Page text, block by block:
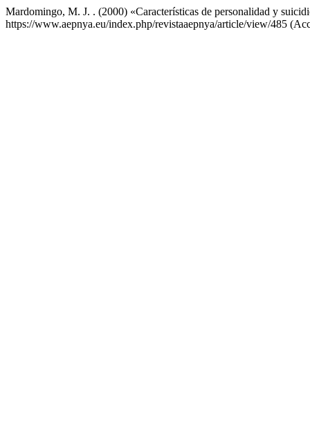
Mardomingo, M. J. . (2000) «Características de personalidad y
https://www.aepnya.eu/index.php/revistaaepnya/article/view/485